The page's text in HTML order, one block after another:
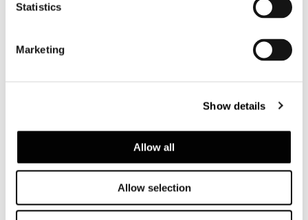
Statistics
Marketing
Show details
Allow all
Allow selection